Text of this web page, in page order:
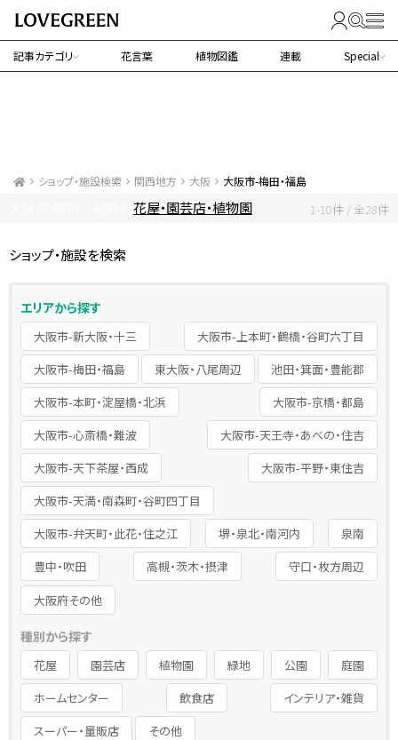
記事カテゴリ 花言葉 植物図鑑 連載 Special
ショップ・施設検索 関西地方 大阪
大阪市-梅田・福島
花屋・園芸店・植物園 1-10件 / 全28件
ショップ・施設を検索
エリアから探す
大阪市-新大阪・十三
大阪市-上本町・鶴橋・谷町六丁目
大阪市-梅田・福島
東大阪・八尾周辺
池田・箕面・豊能郡
大阪市-本町・淀屋橋・北浜
大阪市-京橋・都島
大阪市-心斎橋・難波
大阪市-天王寺・あべの・住吉
大阪市-天下茶屋・西成
大阪市-平野・東住吉
大阪市-天満・南森町・谷町四丁目
大阪市-弁天町・此花・住之江
堺・泉北・南河内
泉南
豊中・吹田
高槻・茨木・摂津
守口・枚方周辺
大阪府その他
種別から探す
花屋 園芸店 植物園 緑地 公園
庭園
ホームセンター
飲食店
インテリア・雑貨
スーパー・量販店
その他